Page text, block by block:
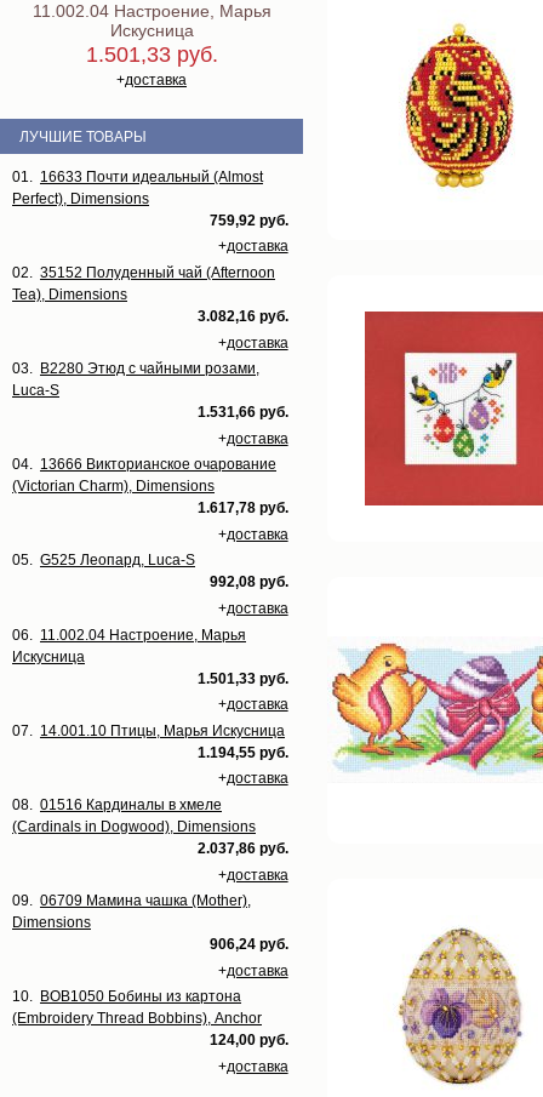
11.002.04 Настроение, Марья
Искусница
1.501,33 руб.
+доставка
ЛУЧШИЕ ТОВАРЫ
01. 16633 Почти идеальный (Almost
Perfect), Dimensions
759,92 руб.
+доставка
02. 35152 Полуденный чай (Afternoon
Tea), Dimensions
3.082,16 руб.
+доставка
03. B2280 Этюд с чайными розами,
Luca-S
1.531,66 руб.
+доставка
04. 13666 Викторианское очарование
(Victorian Charm), Dimensions
1.617,78 руб.
+доставка
05. G525 Леопард, Luca-S
992,08 руб.
+доставка
06. 11.002.04 Настроение, Марья
Искусница
1.501,33 руб.
+доставка
07. 14.001.10 Птицы, Марья Искусница
1.194,55 руб.
+доставка
08. 01516 Кардиналы в хмеле
(Cardinals in Dogwood), Dimensions
2.037,86 руб.
+доставка
09. 06709 Мамина чашка (Mother),
Dimensions
906,24 руб.
+доставка
10. BOB1050 Бобины из картона
(Embroidery Thread Bobbins), Anchor
124,00 руб.
+доставка